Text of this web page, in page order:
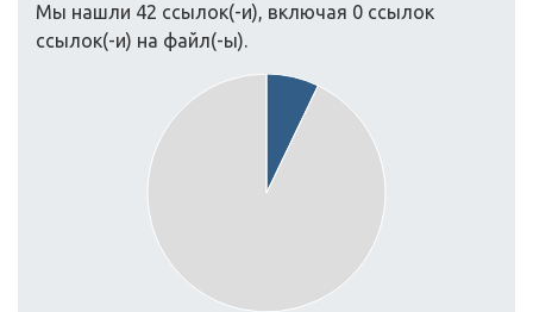
Мы нашли 42 ссылок(-и), включая 0 ссылок
ссылок(-и) на файл(-ы).